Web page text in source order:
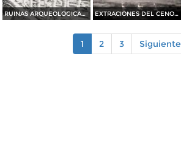
RUINAS ARQUEOLOGICAS El templo de las mil Columnas EXTRACIONES DEL CENOTE SAGRADO
1 2 3 Siguiente